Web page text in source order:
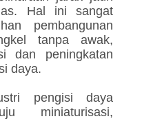
Hal ini sangat
pembangunan
tanpa awak,
dan peningkatan
daya.
pengisi daya
miniaturisasi,